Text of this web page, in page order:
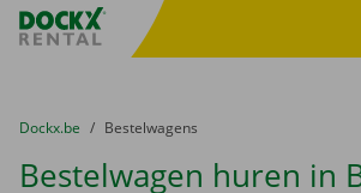
Fratello DEMO
U bevindt zich hier:
van
Dockx.be naar
Bestelwagens
Bestelwagen huren in